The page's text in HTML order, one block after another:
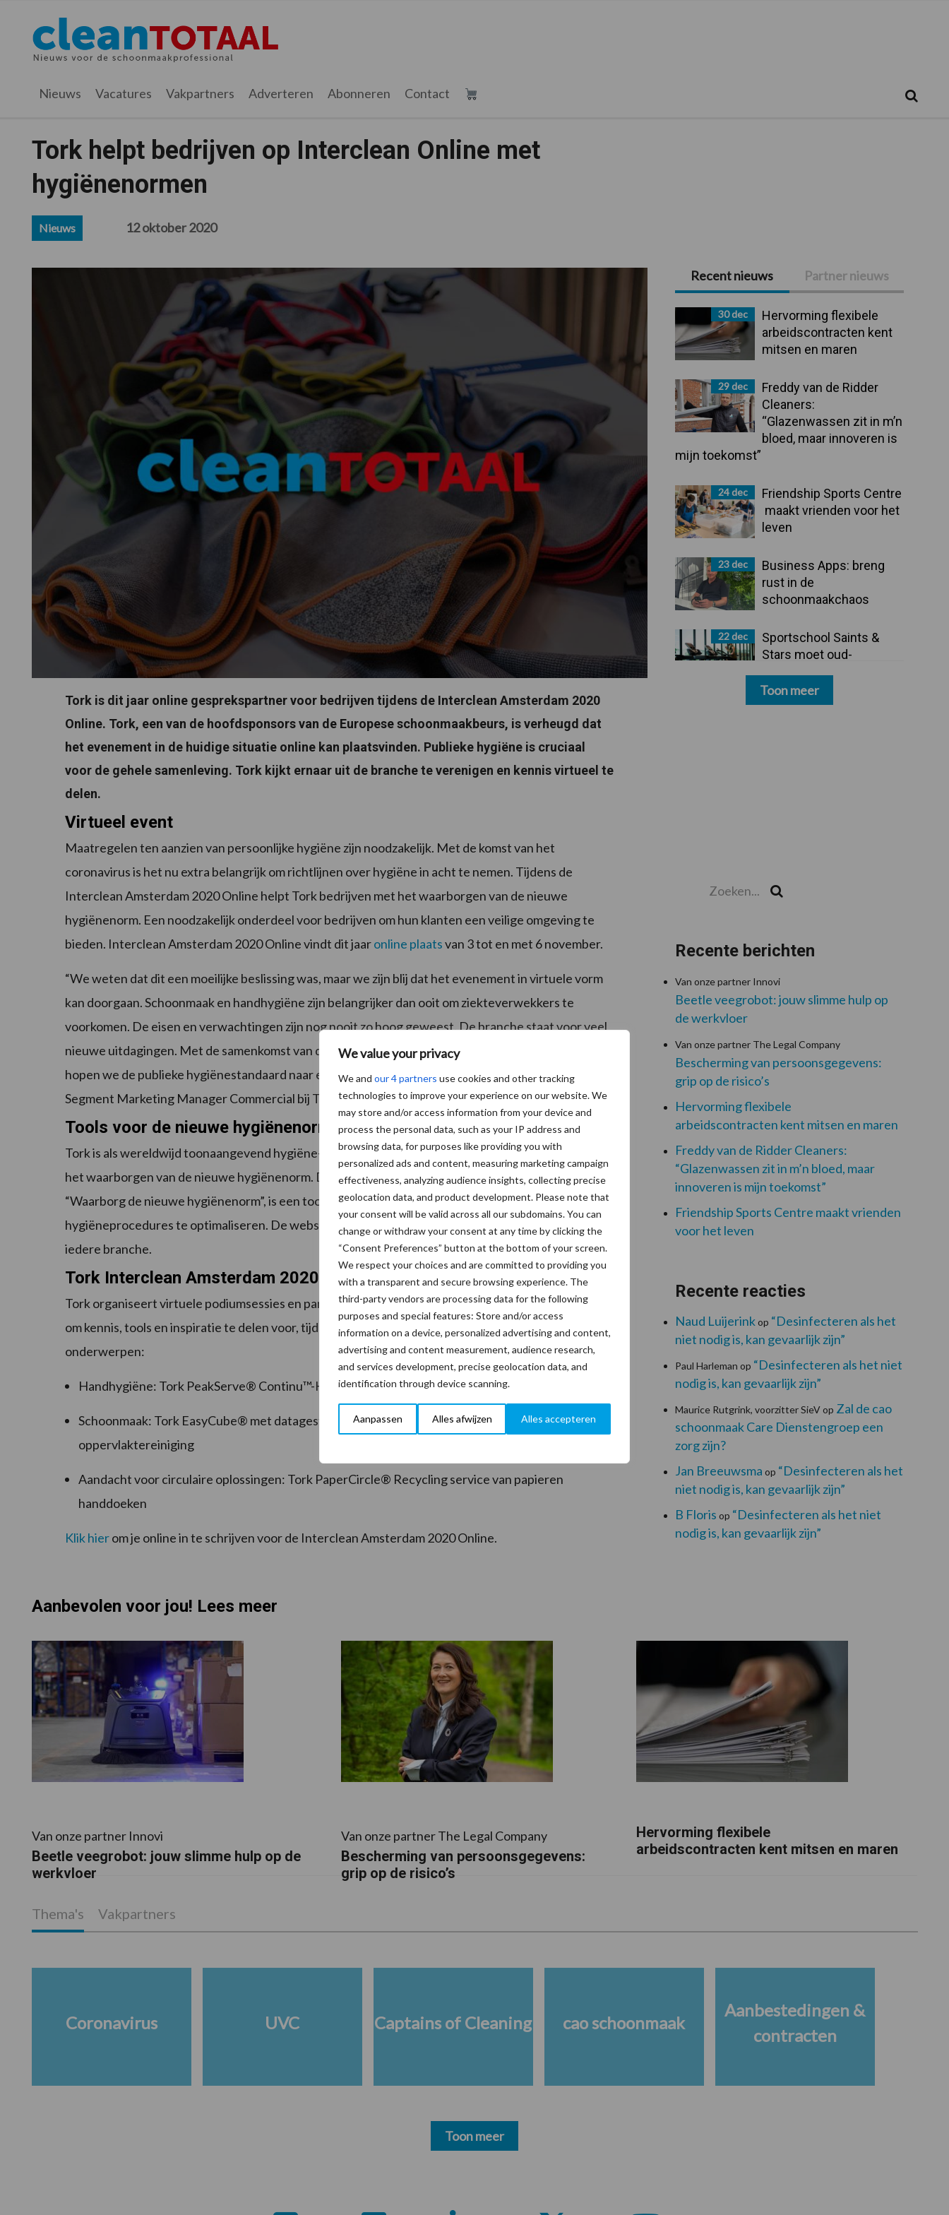
We value your privacy
We and our 4 partners use cookies and other tracking
technologies to improve your experience on our website. We
may store and/or access information from your device and
process the personal data, such as your IP address and
browsing data, for purposes like providing you with
personalized ads and content, measuring marketing campaign
effectiveness, analyzing audience insights, collecting precise
geolocation data, and product development. Please note that
your consent will be valid across all our subdomains. You can
change or withdraw your consent at any time by clicking the
“Consent Preferences” button at the bottom of your screen.
We respect your choices and are committed to providing you
with a transparent and secure browsing experience. The
third-party vendors are processing data for the following
purposes and special features: Store and/or access
information on a device, personalized advertising and content,
advertising and content measurement, audience research,
and services development, precise geolocation data, and
identification through device scanning.
Aanpassen Alles afwijzen Alles accepteren
hoofdnavigatie
hoofd
inhoud
eerste
sidebar
voettekst
Cleantotaal.nl
Het
laatste
voor
professionele
Nieuws Vacatures Vakpartners Adverteren Abonneren Contact
Tork helpt bedrijven op Interclean Online met
hygiënenormen
Nieuws 12 oktober 2020
Tork is dit jaar online gesprekspartner voor bedrijven tijdens de Interclean Amsterdam 2020
Online. Tork, een van de hoofdsponsors van de Europese schoonmaakbeurs, is verheugd dat
het evenement in de huidige situatie online kan plaatsvinden. Publieke hygiëne is cruciaal
voor de gehele samenleving. Tork kijkt ernaar uit de branche te verenigen en kennis virtueel te
delen.
Virtueel event
Maatregelen ten aanzien van persoonlijke hygiëne zijn noodzakelijk. Met de komst van het
coronavirus is het nu extra belangrijk om richtlijnen over hygiëne in acht te nemen. Tijdens de
Interclean Amsterdam 2020 Online helpt Tork bedrijven met het waarborgen van de nieuwe
hygiënenorm. Een noodzakelijk onderdeel voor bedrijven om hun klanten een veilige omgeving te
bieden. Interclean Amsterdam 2020 Online vindt dit jaaronline plaatsvan 3 tot en met 6 november.
“We weten dat dit een moeilijke beslissing was, maar we zijn blij dat het evenement in virtuele vorm
kan doorgaan. Schoonmaak en handhygiëne zijn belangrijker dan ooit om ziekteverwekkers te
voorkomen. De eisen en verwachtingen zijn nog nooit zo hoog geweest. De branche staat voor veel
nieuwe uitdagingen. Met de samenkomst van de schoonmaakindustrie op het Interclean event
hopen we de publieke hygiënestandaard naar een hoger niveau te tillen”, aldus Hazel Wenzel,
Segment Marketing Manager Commercial bij Tork.
Tools voor de nieuwe hygiënenorm
Tork is als wereldwijd toonaangevend hygiëne-expert voortdurend bezig om klanten te helpen met
het waarborgen van de nieuwe hygiënenorm. De onlangs gelanceerde website, met het motto
“Waarborg de nieuwe hygiënenorm”, is een tool die bedrijven kunnen gebruiken om
hygiëneprocedures te optimaliseren. De website geeft daarnaast toegang tot handige toolkits voor
iedere branche.
Tork Interclean Amsterdam 2020 Online
Tork organiseert virtuele podiumsessies en paneldiscussies. En lanceert een speciale beurswebsite
om kennis, tools en inspiratie te delen voor, tijdens en na het evenement omtrent de volgende
onderwerpen:
Handhygiëne: Tork PeakServe® Continu™-Handdoeksysteem en Tork Skincare-oplossingen
Schoonmaak: Tork EasyCube® met datagestuurd schoonmaken en oplossingen voor
oppervlaktereiniging
Aandacht voor circulaire oplossingen: Tork PaperCircle® Recycling service van papieren
handdoeken
Klik hierom je online in te schrijven voor de Interclean Amsterdam 2020 Online.
Primaire
Sidebar
Recent nieuws Partner nieuws
30 dec
Hervorming flexibele
arbeidscontracten kent
mitsen en maren
29 dec
Freddy van de Ridder
Cleaners:
“Glazenwassen zit in m’n
bloed, maar innoveren is
mijn toekomst”
24 dec
Friendship Sports Centre
maakt vrienden voor het
leven
23 dec
Business Apps: breng
rust in de
schoonmaakchaos
22 dec
Sportschool Saints &
Stars moet oud-
betalen
Toon meer
Recente berichten
Van onze partner Innovi
Beetle veegrobot: jouw slimme hulp op
de werkvloer
Van onze partner The Legal Company
Bescherming van persoonsgegevens:
grip op de risico’s
Hervorming flexibele
arbeidscontracten kent mitsen en maren
Freddy van de Ridder Cleaners:
“Glazenwassen zit in m’n bloed, maar
innoveren is mijn toekomst”
Friendship Sports Centre maakt vrienden
voor het leven
Recente reacties
Naud Luijerinkop “Desinfecteren als het
niet nodig is, kan gevaarlijk zijn”
Paul Harleman op “Desinfecteren als het niet
nodig is, kan gevaarlijk zijn”
Maurice Rutgrink, voorzitter SieVop Zal de cao
schoonmaak Care Dienstengroep een
zorg zijn?
Jan Breeuwsma op “Desinfecteren als het
niet nodig is, kan gevaarlijk zijn”
B Floris op “Desinfecteren als het niet
nodig is, kan gevaarlijk zijn”
Aanbevolen voor jou! Lees meer
Van onze partner Innovi
Beetle veegrobot: jouw slimme hulp op de
werkvloer
Van onze partner The Legal Company
Bescherming van persoonsgegevens:
grip op de risico’s
Hervorming flexibele
arbeidscontracten kent mitsen en maren
Thema's Vakpartners
Coronavirus UVC Captains of Cleaning cao schoonmaak
Aanbestedingen &
contracten
Toon meer